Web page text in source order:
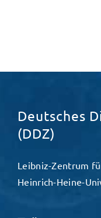
Deutsches
(DDZ)
Leibniz-Zentrum
Heinrich-Heine-